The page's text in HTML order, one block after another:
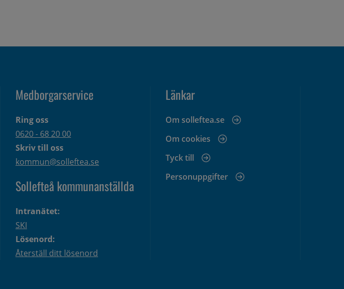
Medborgarservice
Ring oss
0620 - 68 20 00
Skriv till oss
kommun@solleftea.se
Sollefteå kommunanställda
Intranätet:
SKI
Lösenord:
Återställ ditt lösenord
Länkar
Om solleftea.se
Om cookies
Tyck till
Personuppgifter